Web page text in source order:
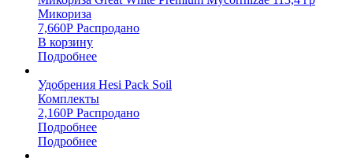
Микориза
7,660Р Распродано
В корзину
Подробнее
Удобрения Hesi Pack Soil
Комплекты
2,160Р Распродано
Подробнее
Подробнее